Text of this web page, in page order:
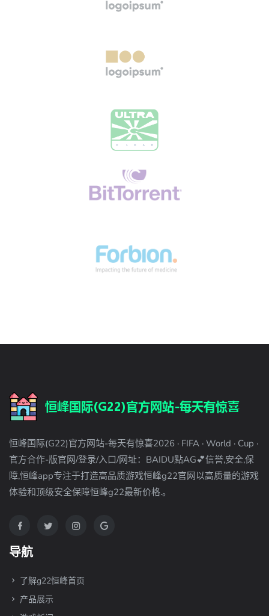
恒峰国际(G22)官方网站-每天有惊喜2026 · FIFA · World · Cup ·
官方合作-版官网/登录/入口/网址：BAIDU點AG💕信誉,安全,保
障,恒峰app专注于打造高品质游戏恒峰g22官网以高质量的游戏
体验和顶级安全保障恒峰g22最新价格.。
导航
了解g22恒峰首页
产品展示